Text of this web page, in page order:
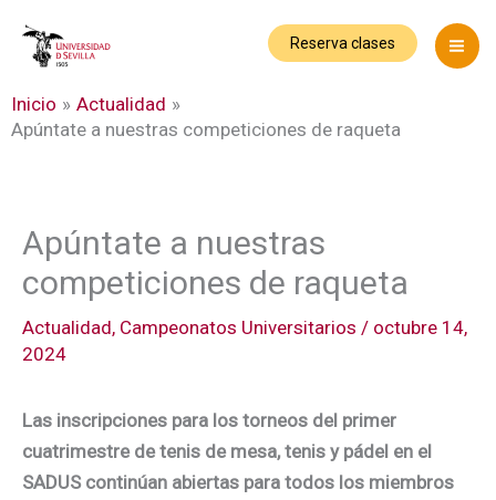
Reserva clases
Inicio
Actualidad
Apúntate a nuestras competiciones de raqueta
Apúntate a nuestras
competiciones de raqueta
Actualidad, Campeonatos Universitarios / octubre 14,
2024
Las inscripciones para los torneos del primer
cuatrimestre de tenis de mesa, tenis y pádel en el
SADUS continúan abiertas para todos los miembros